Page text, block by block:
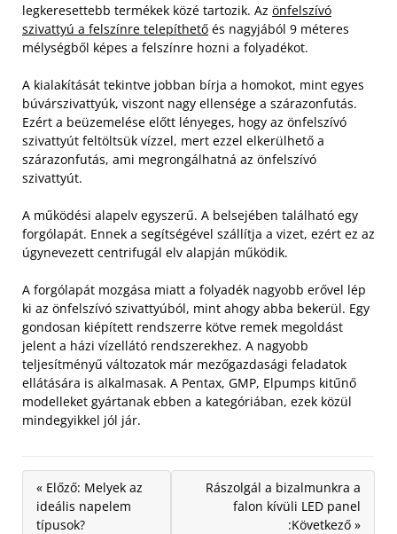
legkeresettebb termékek közé tartozik. Az önfelszívó
szivattyú a felszínre telepíthető és nagyjából 9 méteres
mélységből képes a felszínre hozni a folyadékot.
A kialakítását tekintve jobban bírja a homokot, mint egyes
búvárszivattyúk, viszont nagy ellensége a szárazonfutás.
Ezért a beüzemelése előtt lényeges, hogy az önfelszívó
szivattyút feltöltsük vízzel, mert ezzel elkerülhető a
szárazonfutás, ami megrongálhatná az önfelszívó
szivattyút.
A működési alapelv egyszerű. A belsejében található egy
forgólapát. Ennek a segítségével szállítja a vizet, ezért ez az
úgynevezett centrifugál elv alapján működik.
A forgólapát mozgása miatt a folyadék nagyobb erővel lép
ki az önfelszívó szivattyúból, mint ahogy abba bekerül. Egy
gondosan kiépített rendszerre kötve remek megoldást
jelent a házi vízellátó rendszerekhez. A nagyobb
teljesítményű változatok már mezőgazdasági feladatok
ellátására is alkalmasak. A Pentax, GMP, Elpumps kitűnő
modelleket gyártanak ebben a kategóriában, ezek közül
mindegyikkel jól jár.
« Előző: Melyek az
ideális napelem
típusok?
Rászolgál a bizalmunkra a
falon kívüli LED panel
:Következő »